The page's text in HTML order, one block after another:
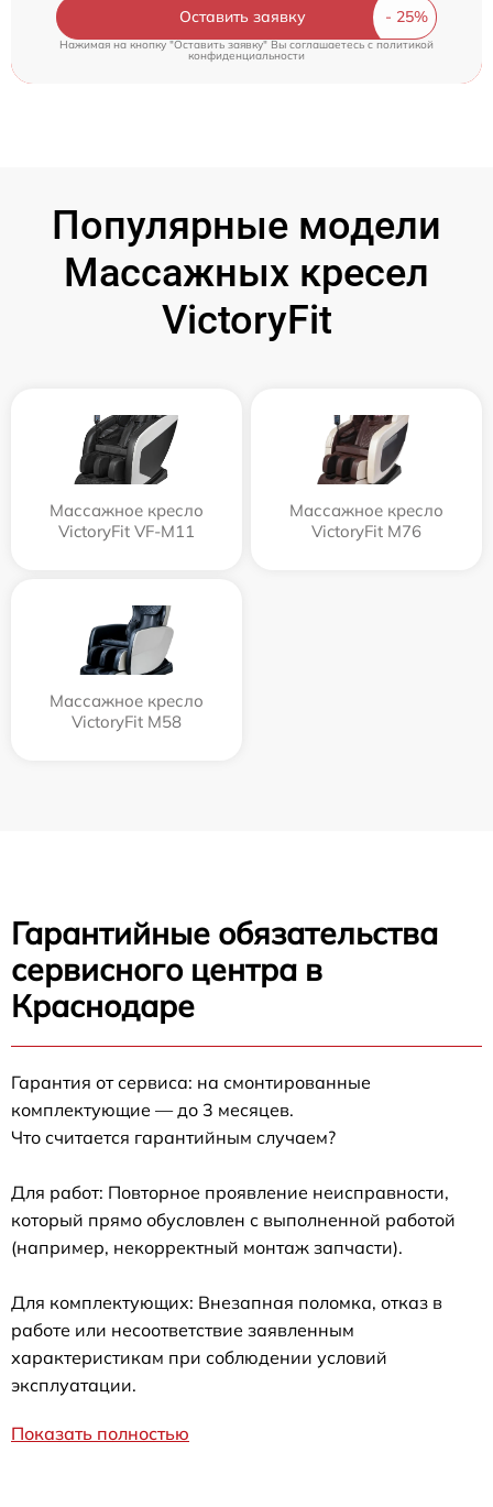
Оставить заявку
Нажимая на кнопку "Оставить заявку" Вы соглашаетесь cполитикой
конфиденциальности
Популярные модели
Массажных кресел
VictoryFit
Массажное кресло
VictoryFit VF-M11
Массажное кресло
VictoryFit M76
Массажное кресло
VictoryFit M58
Гарантийные обязательства
сервисного центра в
Краснодаре
Гарантия от сервиса: на смонтированные
комплектующие — до 3 месяцев.
Что считается гарантийным случаем?
Для работ: Повторное проявление неисправности,
который прямо обусловлен с выполненной работой
(например, некорректный монтаж запчасти).
Для комплектующих: Внезапная поломка, отказ в
работе или несоответствие заявленным
характеристикам при соблюдении условий
эксплуатации.
Показать полностью